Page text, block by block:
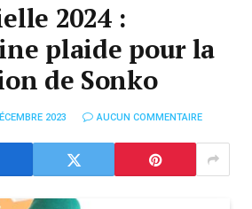
2024 :
plaide pour la
de Sonko
2023 AUCUN COMMENTAIRE